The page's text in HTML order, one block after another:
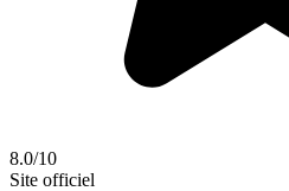
8.0/10
Site officiel